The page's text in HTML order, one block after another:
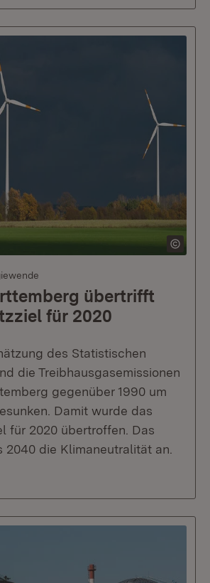
übertrifft
für 2020
des Statistischen
die Treibhausgasemissionen
gegenüber 1990 um
Damit wurde das
für 2020 übertroffen. Das
2040 die Klimaneutralität an.